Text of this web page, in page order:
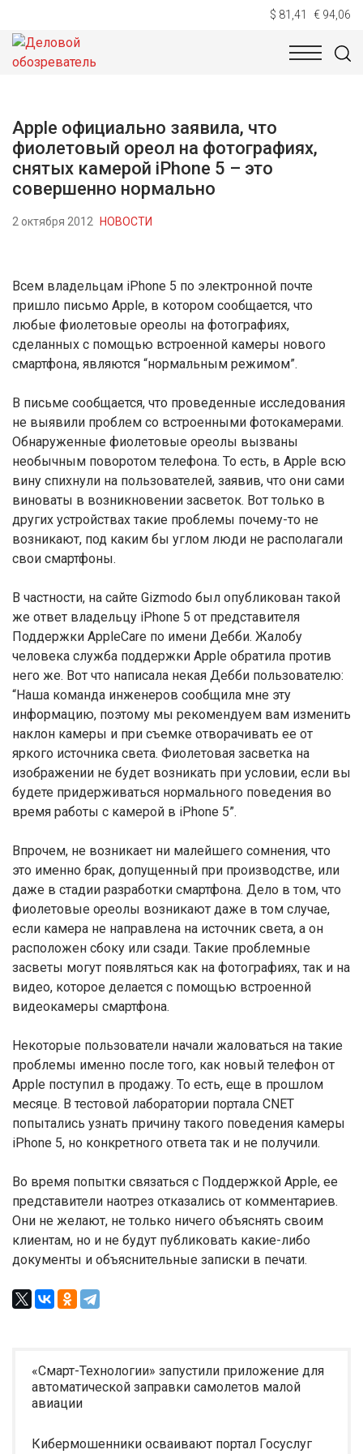
$ 81,41 € 94,06
НОВОСТИ
Apple официально заявила, что
фиолетовый ореол на фотографиях,
снятых камерой iPhone 5 – это
совершенно нормально
2 октября 2012 НОВОСТИ
Всем владельцам iPhone 5 по электронной почте
пришло письмо Apple, в котором сообщается, что
любые фиолетовые ореолы на фотографиях,
сделанных с помощью встроенной камеры нового
смартфона, являются “нормальным режимом”.
В письме сообщается, что проведенные исследования
не выявили проблем со встроенными фотокамерами.
Обнаруженные фиолетовые ореолы вызваны
необычным поворотом телефона. То есть, в Apple всю
вину спихнули на пользователей, заявив, что они сами
виноваты в возникновении засветок. Вот только в
других устройствах такие проблемы почему-то не
возникают, под каким бы углом люди не располагали
свои смартфоны.
В частности, на сайте Gizmodo был опубликован такой
же ответ владельцу iPhone 5 от представителя
Поддержки AppleCare по имени Дебби. Жалобу
человека служба поддержки Apple обратила против
него же. Вот что написала некая Дебби пользователю:
“Наша команда инженеров сообщила мне эту
информацию, поэтому мы рекомендуем вам изменить
наклон камеры и при съемке отворачивать ее от
яркого источника света. Фиолетовая засветка на
изображении не будет возникать при условии, если вы
будете придерживаться нормального поведения во
время работы с камерой в iPhone 5”.
Впрочем, не возникает ни малейшего сомнения, что
это именно брак, допущенный при производстве, или
даже в стадии разработки смартфона. Дело в том, что
фиолетовые ореолы возникают даже в том случае,
если камера не направлена на источник света, а он
расположен сбоку или сзади. Такие проблемные
засветы могут появляться как на фотографиях, так и на
видео, которое делается с помощью встроенной
видеокамеры смартфона.
Некоторые пользователи начали жаловаться на такие
проблемы именно после того, как новый телефон от
Apple поступил в продажу. То есть, еще в прошлом
месяце. В тестовой лаборатории портала CNET
попытались узнать причину такого поведения камеры
iPhone 5, но конкретного ответа так и не получили.
Во время попытки связаться с Поддержкой Apple, ее
представители наотрез отказались от комментариев.
Они не желают, не только ничего объяснять своим
клиентам, но и не будут публиковать какие-либо
документы и объяснительные записки в печати.
«Смарт-Технологии» запустили приложение для
автоматической заправки самолетов малой
авиации
Кибермошенники осваивают портал Госуслуг